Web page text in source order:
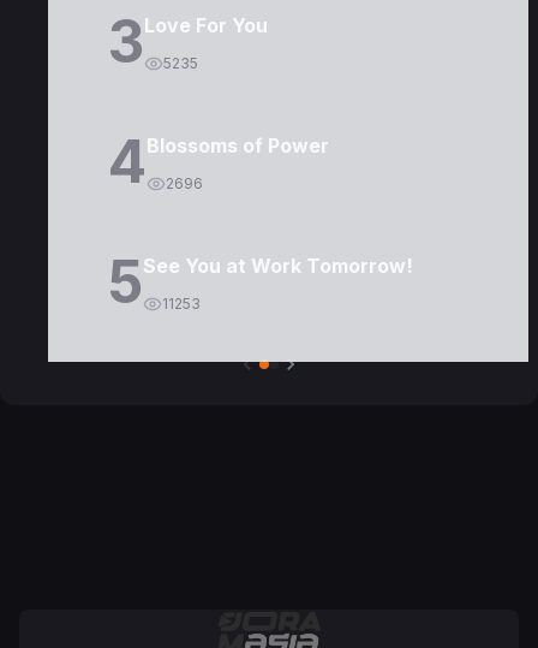
3Love For You
5235
4Blossoms of Power
2696
5See You at Work Tomorrow!
11253